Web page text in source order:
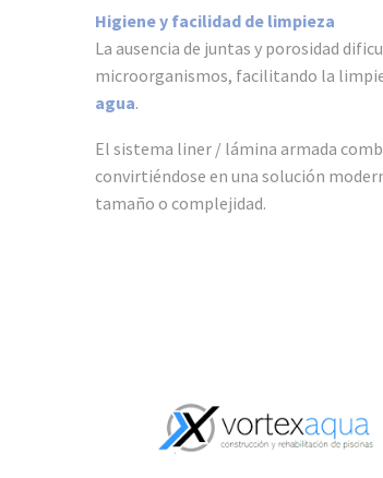
Higiene y facilidad de limpieza
La ausencia de juntas y porosidad
microorganismos, facilitando la
agua.
El sistema liner / lámina armada
convirtiéndose en una solución
tamaño o complejidad.